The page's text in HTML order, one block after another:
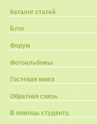
Каталог статей
Блог
Форум
Фотоальбомы
Гостевая книга
Обратная связь
В помощь студенту.